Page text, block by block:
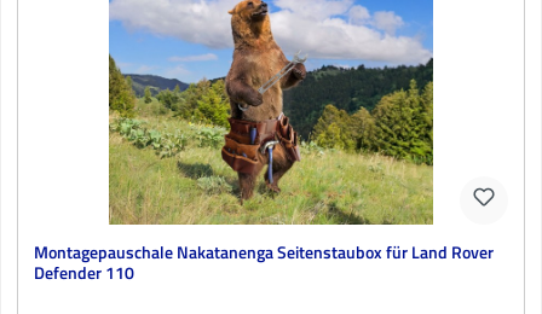
Montagepauschale Nakatanenga Seitenstaubox für Land Rover
Defender 110